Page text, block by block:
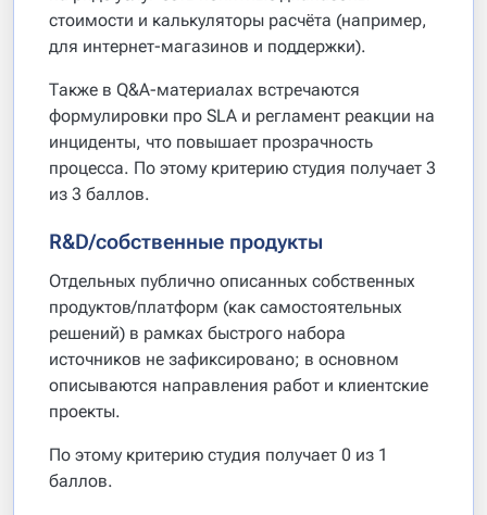
стоимости и калькуляторы расчёта (например,
для интернет-магазинов и поддержки).
Также в Q&A-материалах встречаются
формулировки про SLA и регламент реакции на
инциденты, что повышает прозрачность
процесса. По этому критерию студия получает 3
из 3 баллов.
R&D/собственные продукты
Отдельных публично описанных собственных
продуктов/платформ (как самостоятельных
решений) в рамках быстрого набора
источников не зафиксировано; в основном
описываются направления работ и клиентские
проекты.
По этому критерию студия получает 0 из 1
баллов.